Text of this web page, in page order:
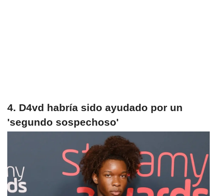
4. D4vd habría sido ayudado por un
'segundo sospechoso'